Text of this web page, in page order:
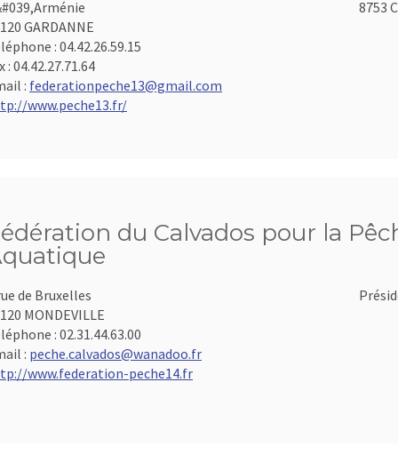
GARDANNE
: 04.42.26.59.15
: 04.42.27.71.64
: federationpeche13@gmail.com
www.peche13.fr/
8753
du Calvados pour la
de Bruxelles
MONDEVILLE
: 02.31.44.63.00
: peche.calvados@wanadoo.fr
www.federation-peche14.fr